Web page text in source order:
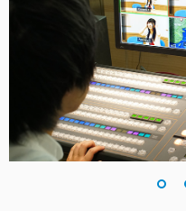
South Africa
Spain
Sweden
Chinese Taipei